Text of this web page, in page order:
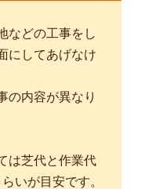
などの工事をし
にしてあげなけ
の内容が異なり
は芝代と作業代
いが目安です。